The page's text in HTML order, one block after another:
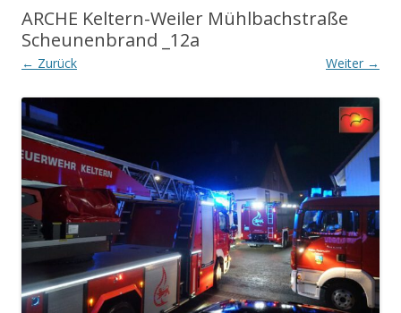
ARCHE Keltern-Weiler Mühlbachstraße
Scheunenbrand _12a
← Zurück Weiter →